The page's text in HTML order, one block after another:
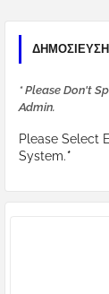
* Please Don't
Admin.
Please Select
System.*